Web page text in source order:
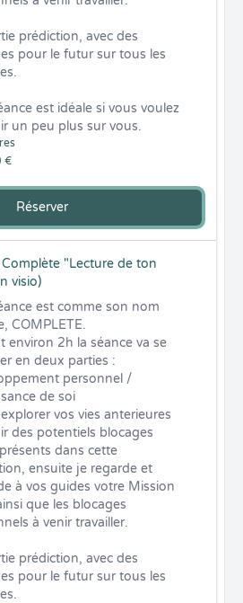
€
prédiction, avec des
pour le futur sur tous les
est idéale si vous voulez
un peu plus sur vous.
Réserver
Complète "Lecture de ton
visio)
est comme son nom
COMPLETE.
environ 2h la séance va se
en deux parties :
personnel /
de soi
vos vies anterieures
des potentiels blocages
dans cette
ensuite je regarde et
à vos guides votre Mission
que les blocages
à venir travailler.
prédiction, avec des
pour le futur sur tous les